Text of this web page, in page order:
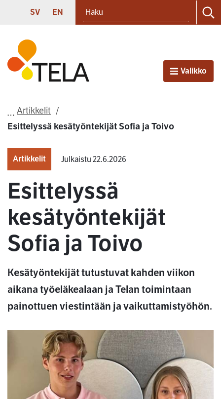
Siirry sisältöön
SVENSKA
SV ENGLISH
EN
Etusivu
AvaaValikko
Artikkelit
Esittelyssä kesätyöntekijät Sofia ja Toivo
Artikkelit Julkaistu 22.6.2026
Esittelyssä
kesätyöntekijät
Sofia ja Toivo
Kesätyöntekijät tutustuvat kahden viikon
aikana työeläkealaan ja Telan toimintaan
painottuen viestintään ja vaikuttamistyöhön.